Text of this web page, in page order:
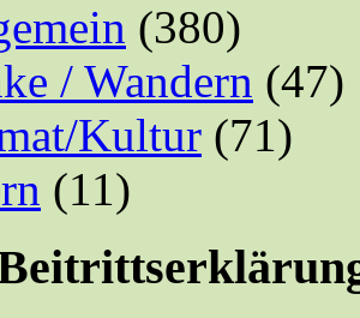
(380)
/ Wandern (47)
Kultur (71)
(11)